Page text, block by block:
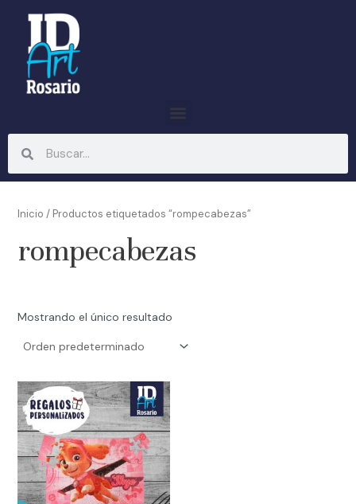
contenido
Inicio / Productos etiquetados “rompecabezas”
rompecabezas
Mostrando el único resultado